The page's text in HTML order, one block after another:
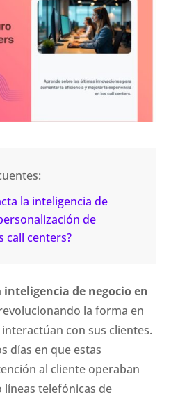
la inteligencia de
de
call centers?
inteligencia de negocio en
la forma en
con sus clientes.
días en que estas
al cliente operaban
telefónicas de